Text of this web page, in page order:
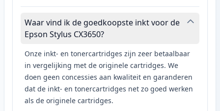
Waar vind ik de goedkoopste inkt voor de
Epson Stylus CX3650?
Onze inkt- en tonercartridges zijn zeer betaalbaar
in vergelijking met de originele cartridges. We
doen geen concessies aan kwaliteit en garanderen
dat de inkt- en tonercartridges net zo goed werken
als de originele cartridges.